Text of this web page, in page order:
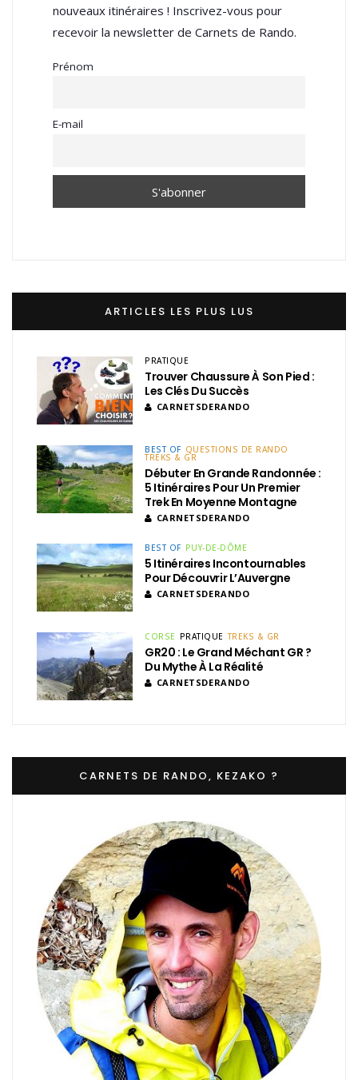
nouveaux itinéraires ! Inscrivez-vous pour
recevoir la newsletter de Carnets de Rando.
Prénom
E-mail
ARTICLES LES PLUS LUS
PRATIQUE
Trouver Chaussure À Son Pied :
Les Clés Du Succès
CARNETSDERANDO
BEST OF QUESTIONS DE RANDO
TREKS & GR
Débuter En Grande Randonnée :
5 Itinéraires Pour Un Premier
Trek En Moyenne Montagne
CARNETSDERANDO
BEST OF PUY-DE-DÔME
5 Itinéraires Incontournables
Pour Découvrir L’Auvergne
CARNETSDERANDO
CORSE PRATIQUE TREKS & GR
GR20 : Le Grand Méchant GR ?
Du Mythe À La Réalité
CARNETSDERANDO
CARNETS DE RANDO, KEZAKO ?